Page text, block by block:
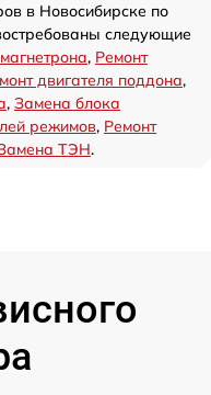
в Новосибирске по
следующие
, Ремонт
двигателя поддона,
, Замена блока
режимов, Ремонт
ТЭН.